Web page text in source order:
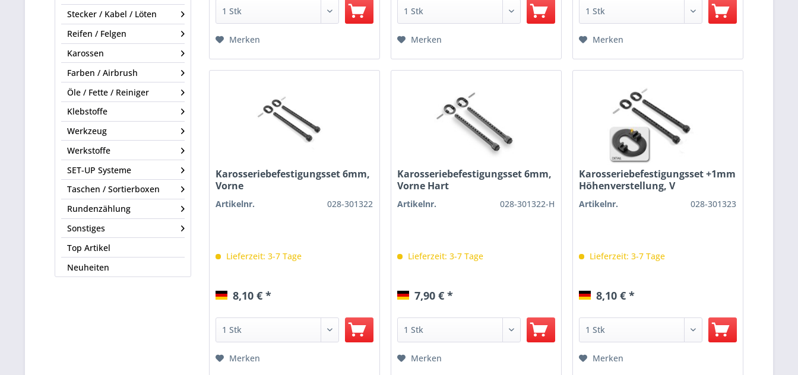
Stecker / Kabel / Löten
Reifen / Felgen
Karossen
Farben / Airbrush
Öle / Fette / Reiniger
Klebstoffe
Werkzeug
Werkstoffe
SET-UP Systeme
Taschen / Sortierboxen
Rundenzählung
Sonstiges
Top Artikel
Neuheiten
Merken Merken Merken
Karosseriebefestigungsset 6mm,
Vorne
Artikelnr. 028-301322
Lieferzeit: 3-7 Tage
8,10 € *
Merken
Karosseriebefestigungsset 6mm,
Vorne Hart
Artikelnr. 028-301322-H
Lieferzeit: 3-7 Tage
7,90 € *
Merken
Karosseriebefestigungsset +1mm
Höhenverstellung, V
Artikelnr. 028-301323
Lieferzeit: 3-7 Tage
8,10 € *
Merken